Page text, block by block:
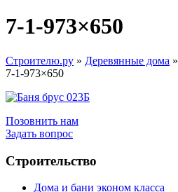
7-1-973×650
Строителю.ру » Деревянные дома »
7-1-973×650
Позовнить нам
Задать вопрос
Строительство
Дома и бани эконом класса